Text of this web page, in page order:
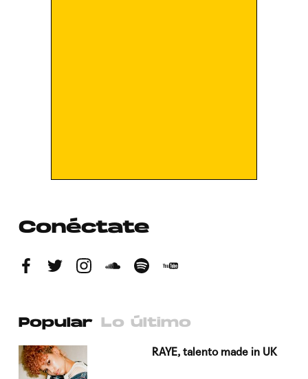
Conéctate
Popular Lo último
RAYE, talento made in UK